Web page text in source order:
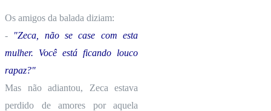
Os amigos da balada diziam:
- "Zeca, não se case com esta
mulher. Você está ficando louco
rapaz?"
Mas não adiantou, Zeca estava
perdido de amores por aquela